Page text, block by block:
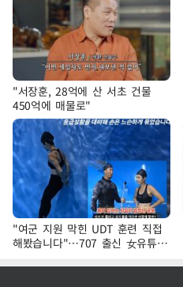
"서장훈, 28억에 산 서초 건물
450억에 매물로"
"여군 지원 막힌 UDT 훈련 직접
해봤습니다"…707 출신 女유튜버
'완벽 소화'